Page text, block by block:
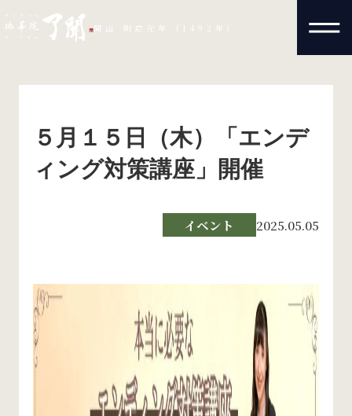
開山 明応元年 (1492年)
５月１５日（木）「エンデ
ィング対策講座」開催
イベント 2025.05.05